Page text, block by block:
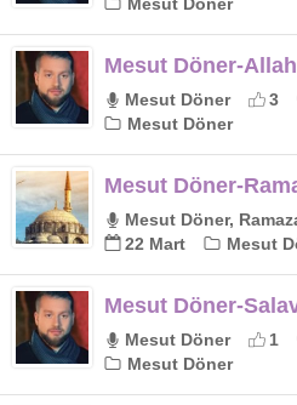
Mesut Döner-
Mesut Döner 3
Mesut Döner
Mesut Döner-
Mesut Döner,
22 Mart
Mesut
Mesut Döner-
Mesut Döner 1
Mesut Döner